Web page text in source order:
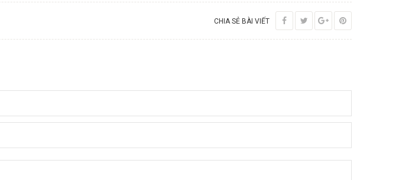
CHIA SẺ BÀI VIẾT